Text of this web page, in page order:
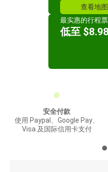
查看地图
最实惠的行程
低至 $8.98
安全付款
使用 Paypal、Google Pay、
Visa 及国际信用卡支付